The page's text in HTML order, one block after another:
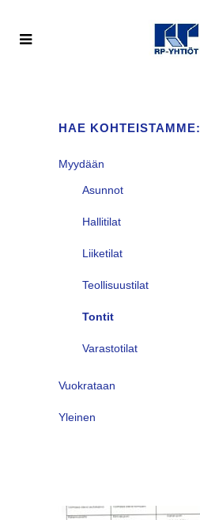
HAE KOHTEISTAMME:
Myydään
Asunnot
Hallitilat
Liiketilat
Teollisuustilat
Tontit
Varastotilat
Vuokrataan
Yleinen